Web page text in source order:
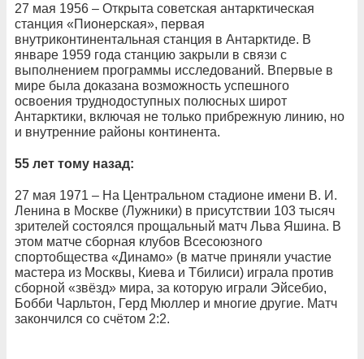
27 мая 1956 – Открыта советская антарктическая
станция «Пионерская», первая
внутриконтинентальная станция в Антарктиде. В
январе 1959 года станцию закрыли в связи с
выполнением программы исследований. Впервые в
мире была доказана возможность успешного
освоения труднодоступных полюсных широт
Антарктики, включая не только прибрежную линию, но
и внутренние районы континента.
55 лет тому назад:
27 мая 1971 – На Центральном стадионе имени В. И.
Ленина в Москве (Лужники) в присутствии 103 тысяч
зрителей состоялся прощальный матч Льва Яшина. В
этом матче сборная клубов Всесоюзного
спортобщества «Динамо» (в матче приняли участие
мастера из Москвы, Киева и Тбилиси) играла против
сборной «звёзд» мира, за которую играли Эйсебио,
Бобби Чарльтон, Герд Мюллер и многие другие. Матч
закончился со счётом 2:2.